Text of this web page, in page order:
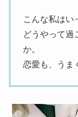
こんな私はい
どうやって過
か。
恋愛も、うま